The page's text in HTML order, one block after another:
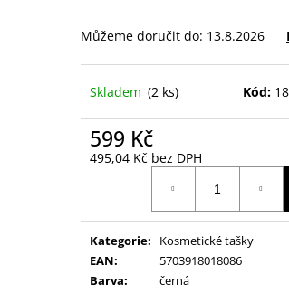
Můžeme doručit do: 13.8.2026
Skladem (2 ks) Kód:
599 Kč
495,04 Kč bez DPH
Kategorie:
Kosmetické tašky
EAN:
5703918018086
Barva: černá
LEPIDLO, Č.3